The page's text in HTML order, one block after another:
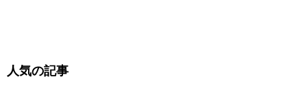
人気の記事